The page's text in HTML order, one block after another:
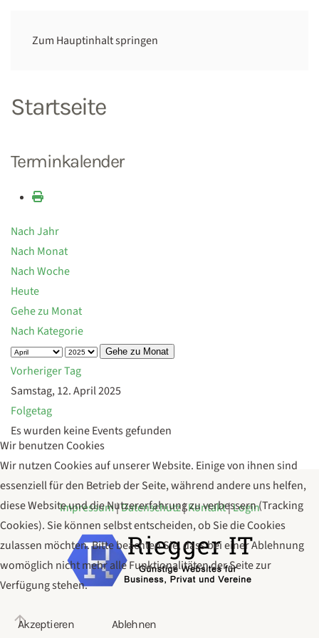
Zum Hauptinhalt springen
Startseite
Terminkalender
Nach Jahr
Nach Monat
Nach Woche
Heute
Gehe zu Monat
Nach Kategorie
Gehe zu Monat
Vorheriger Tag
Samstag, 12. April 2025
Folgetag
Es wurden keine Events gefunden
Impressum|Datenschutz|Kontakt|Login
Wir benutzen Cookies
Wir nutzen Cookies auf unserer Website. Einige von ihnen sind
essenziell für den Betrieb der Seite, während andere uns helfen,
diese Website und die Nutzererfahrung zu verbessern (Tracking
Cookies). Sie können selbst entscheiden, ob Sie die Cookies
zulassen möchten. Bitte beachten Sie, dass bei einer Ablehnung
womöglich nicht mehr alle Funktionalitäten der Seite zur
Verfügung stehen.
Akzeptieren Ablehnen